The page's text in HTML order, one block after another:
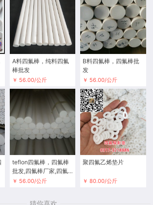
A料四氟棒，纯料四氟
棒批发
￥ 56.00/公斤
B料四氟棒，四氟棒批
发
￥ 56.00/公斤
teflon四氟棒，四氟棒
批发,四氟棒厂家,四氟
棒价格
￥ 56.00/公斤
聚四氟乙烯垫片
￥ 80.00/公斤
猜你喜欢